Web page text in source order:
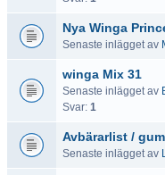
Nya Winga
Senaste inlägget av
winga Mix 31
Senaste inlägget av
Svar: 1
Avbärarlist /
Senaste inlägget av